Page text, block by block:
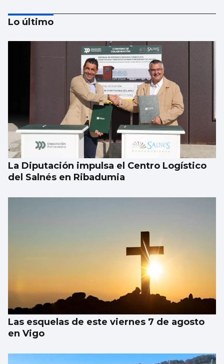
Ramón Pastrana
Marruecos, no
Lo último
La Diputación impulsa el Centro Logístico
del Salnés en Ribadumia
Las esquelas de este viernes 7 de agosto
en Vigo